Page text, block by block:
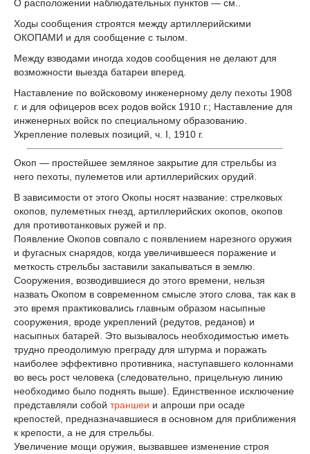
О расположении наблюдательных пунктов — см..
Ходы сообщения строятся между артиллерийскими
ОКОПАМИ и для сообщение с тылом.
Между взводами иногда ходов сообщения не делают для
возможности выезда батареи вперед.
Наставление по войсковому инженерному делу пехоты 1908
г. и для офицеров всех родов войск 1910 г.; Наставление для
инженерных войск по специальному образованию.
Укрепление полевых позиций, ч. I, 1910 г.
Окоп — простейшее земляное закрытие для стрельбы из
него пехоты, пулеметов или артиллерийских орудий.
В зависимости от этого Окопы носят название: стрелковых
окопов, пулеметных гнезд, артиллерийских окопов, окопов
для противотанковых ружей и пр.
Появление Окопов совпало с появлением нарезного оружия
и фугасных снарядов, когда увеличившееся поражение и
меткость стрельбы заставили закапываться в землю.
Сооружения, возводившиеся до этого времени, нельзя
назвать Окопом в современном смысле этого слова, так как в
это время практиковались главным образом насыпные
сооружения, вроде укреплений (редутов, реданов) и
насыпных батарей. Это вызывалось необходимостью иметь
трудно преодолимую преграду для штурма и поражать
наиболее эффективно противника, наступавшего колоннами
во весь рост человека (следовательно, прицельную линию
необходимо было поднять выше). Единственное исключение
представляли собой траншеи и апроши при осаде
крепостей, предназначавшиеся в основном для приближения
к крепости, а не для стрельбы.
Увеличение мощи оружия, вызвавшее изменение строя